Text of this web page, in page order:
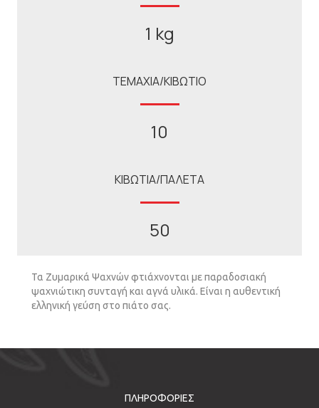
1 kg
ΤΕΜΑΧΙΑ/ΚΙΒΩΤΙΟ
10
ΚΙΒΩΤΙΑ/ΠΑΛΕΤΑ
50
Τα Ζυμαρικά Ψαχνών φτιάχνονται με παραδοσιακή
ψαχνιώτικη συνταγή και αγνά υλικά. Είναι η αυθεντική
ελληνική γεύση στο πιάτο σας.
ΠΛΗΡΟΦΟΡΙΕΣ